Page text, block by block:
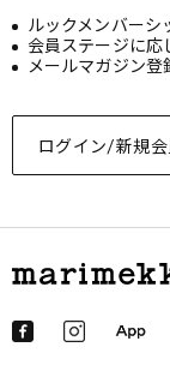
ログイン/新規
ルックメンバーシ
会員ステージに応
メールマガジン登